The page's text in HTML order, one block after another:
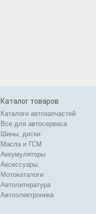
Каталог товаров
Каталоги автозапчастей
Все для автосервиса
Шины, диски
Масла и ГСМ
Аккумуляторы
Аксессуары
Мотокаталоги
Автолитература
Автоэлектроника